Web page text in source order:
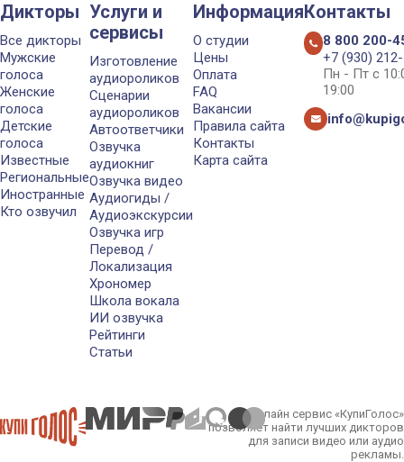
Дикторы
Все дикторы
Мужские
голоса
Женские
голоса
Детские
голоса
Известные
Региональные
Иностранные
Кто озвучил
Услуги и
сервисы
Изготовление
аудиороликов
Сценарии
аудиороликов
Автоответчики
Озвучка
аудиокниг
Озвучка видео
Аудиогиды /
Аудиоэкскурсии
Озвучка игр
Перевод /
Локализация
Хрономер
Школа вокала
ИИ озвучка
Рейтинги
Статьи
Информация
О студии
Цены
Оплата
FAQ
Вакансии
Правила сайта
Контакты
Карта сайта
Контакты
8 800 200-
+7 (930)
Пн - Пт с
19:00
Онлайн сервис «КупиГолос»
позволяет найти лучших дикторов
для записи видео или аудио
рекламы.